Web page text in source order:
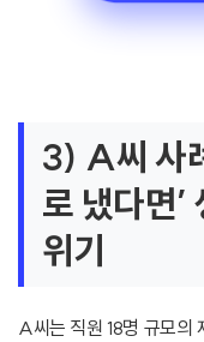
3) A씨 사
로 냈다면’
위기
A씨는 직원 18명 규모의